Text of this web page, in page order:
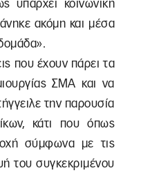
υπάρχει κοινωνική
ακόμη και μέσα
που έχουν πάρει τα
ΣΜΑ και να
την παρουσία
κάτι που όπως
σύμφωνα με τις
του συγκεκριμένου